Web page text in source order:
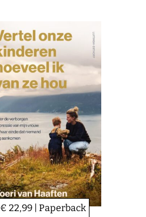
€ 22,99 | Paperback